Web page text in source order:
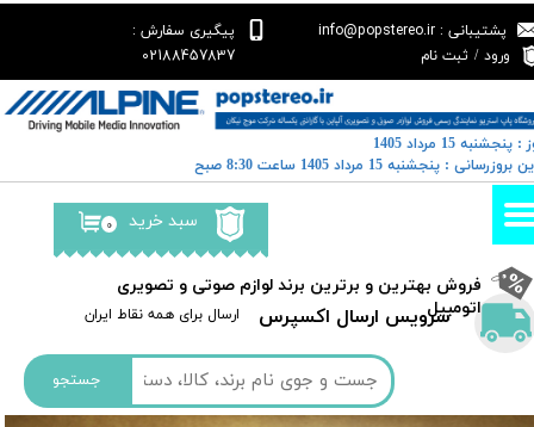
جستجو
سرویس ارسال اکسپرس ​​ارسال برای همه نقاط ایران
پشتیبانی : info@popstereo.ir
پیگیری سفارش :
02188457837
ورود / ثبت نام
حساب کاربری من
تغییر گذر واژه
سفارشات
خروج از حساب کاربری
۰ سبد خرید
​فروش بهترین و برترین برند لوازم صوتی و تصویری
اتومبیل​​​​​​​
15 مرداد 1405
: پنجشنبه 15 مرداد 1405 ساعت 8:30 صبح